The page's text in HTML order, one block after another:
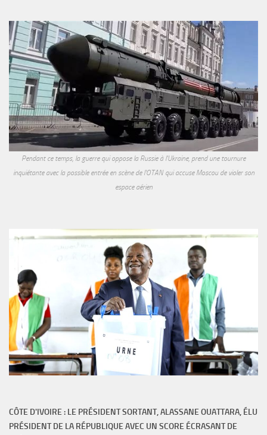
Pendant ce temps, la guerre qui oppose la Russie à l'Ukraine, prend une tournure
inquiétante avec la possible entrée en scène de l'OTAN qui accuse Moscou de violer son
espace aérien
CÔTE D'IVOIRE : LE PRÉSIDENT SORTANT, ALASSANE OUATTARA, ÉLU
PRÉSIDENT DE LA RÉPUBLIQUE AVEC UN SCORE ÉCRASANT DE